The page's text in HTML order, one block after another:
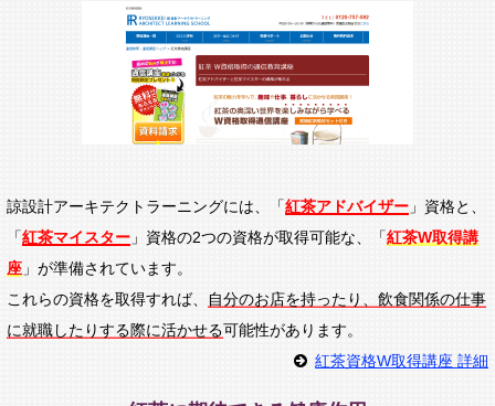
諒設計アーキテクトラーニングには、「紅茶アドバイザー」資格と、
「紅茶マイスター」資格の2つの資格が取得可能な、「紅茶W取得講
座」が準備されています。
これらの資格を取得すれば、
自分のお店を持ったり、飲食関係の仕事
に就職したりする際に活かせる可能性があります。
紅茶資格W取得講座 詳細